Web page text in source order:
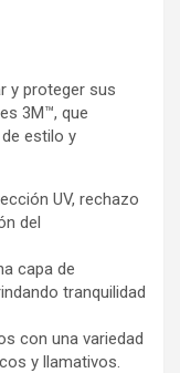
y proteger sus
3M™, que
estilo y
UV, rechazo
del
capa de
tranquilidad
con una variedad
y llamativos.